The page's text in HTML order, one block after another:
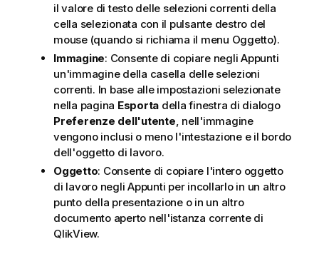
il valore di testo delle selezioni correnti della
cella selezionata con il pulsante destro del
mouse (quando si richiama il menu Oggetto).
Immagine: Consente di copiare negli Appunti
un'immagine della casella delle selezioni
correnti. In base alle impostazioni selezionate
nella pagina Esporta della finestra di dialogo
Preferenze dell'utente, nell'immagine
vengono inclusi o meno l'intestazione e il bordo
dell'oggetto di lavoro.
Oggetto: Consente di copiare l'intero oggetto
di lavoro negli Appunti per incollarlo in un altro
punto della presentazione o in un altro
documento aperto nell'istanza corrente di
QlikView.